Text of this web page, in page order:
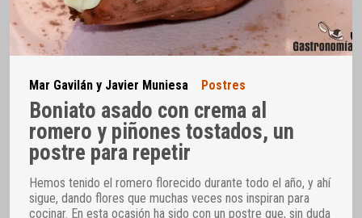
Mar Gavilán y Javier Muniesa Postres
Boniato asado con crema al
romero y piñones tostados, un
postre para repetir
Hemos tenido el romero florecido durante todo el año, y ahí
sigue, dando flores que muchas veces nos inspiran para
cocinar. En esta ocasión ha sido con un postre que, sin duda